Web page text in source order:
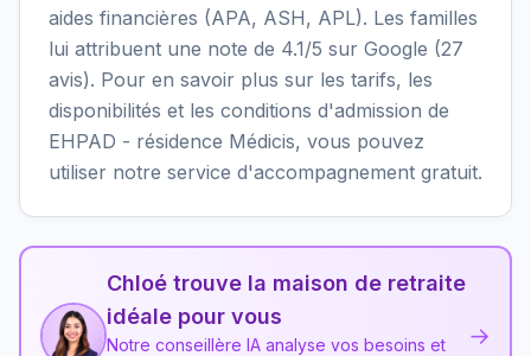
aides financières (APA, ASH, APL). Les familles
lui attribuent une note de 4.1/5 sur Google (27
avis). Pour en savoir plus sur les tarifs, les
disponibilités et les conditions d'admission de
EHPAD - résidence Médicis, vous pouvez
utiliser notre service d'accompagnement gratuit.
Chloé trouve la maison de retraite
idéale pour vous
Notre conseillère IA analyse vos besoins et
→